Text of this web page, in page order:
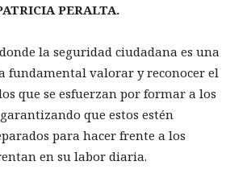
PERALTA.
la seguridad ciudadana es una
fundamental valorar y reconocer el
que se esfuerzan por formar a los
que estos estén
para hacer frente a los
en su labor diaria.